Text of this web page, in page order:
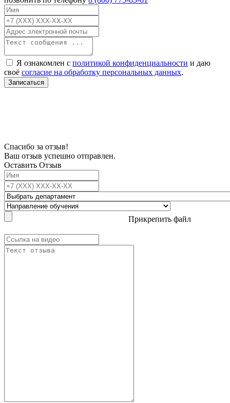
Я ознакомлен с политикой конфиденциальности и даю
своё согласие на обработку персональных данных.
Записаться
Спасибо за отзыв!
Ваш отзыв успешно отправлен.
Оставить Отзыв
Прикрепить файл